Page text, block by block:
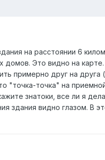
на расстоянии 6
Это видно на
примерно друг на
"точка-точка" на
знатоки, все ли я
здания видно глазом. В